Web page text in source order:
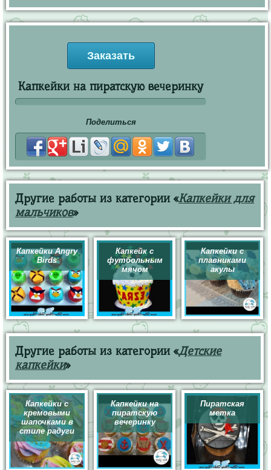
Заказать
Капкейки на пиратскую вечеринку
Поделиться
Другие работы из категории «Капкейки для
мальчиков»
Капкейки Angry
Birds
Капкейк с
футбольным
мячом
Капкейки с
плавниками
акулы
Другие работы из категории «Детские
капкейки»
Капкейки с
кремовыми
шапочками в
стиле радуги
Капкейки на
пиратскую
вечеринку
Пиратская
метка